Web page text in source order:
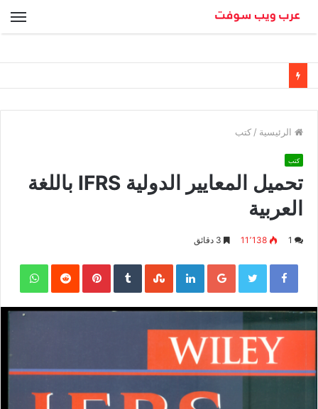
الرئيسية / كتب
كتب
تحميل المعايير الدولية IFRS باللغة
العربية
11٬138
Facebook
Twitter
Google+
LinkedIn
Pinterest